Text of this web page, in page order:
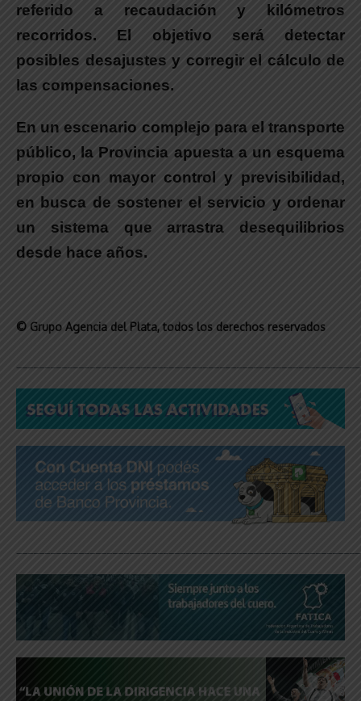
referido a recaudación y kilómetros
recorridos. El objetivo será detectar
posibles desajustes y corregir el cálculo de
las compensaciones.
En un escenario complejo para el transporte
público, la Provincia apuesta a un esquema
propio con mayor control y previsibilidad,
en busca de sostener el servicio y ordenar
un sistema que arrastra desequilibrios
desde hace años.
© Grupo Agencia del Plata, todos los derechos reservados